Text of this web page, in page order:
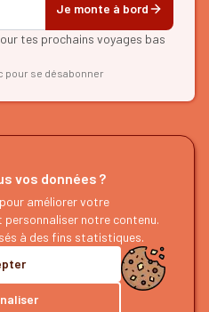
Je monte à bord
tes prochains voyages bas
pour se désabonner
EXPLORER
Recherche d'itinéraires
Nos guides
Notre blog
Notre podcast
vos données ?
améliorer votre
notre contenu.
à des fins statistiques.